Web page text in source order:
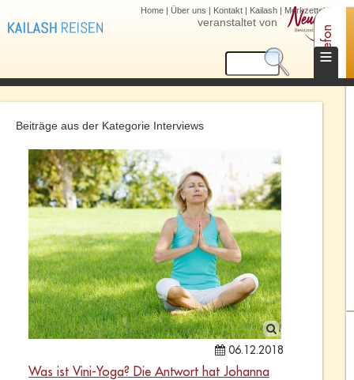
veranstaltet von
Home | Über uns | Kontakt | Kailash | Merkzettel (0)
≡
Beiträge aus der Kategorie Interviews
06.12.2018
Was ist Vini-Yoga? Die Antwort hat Johanna
Telefon